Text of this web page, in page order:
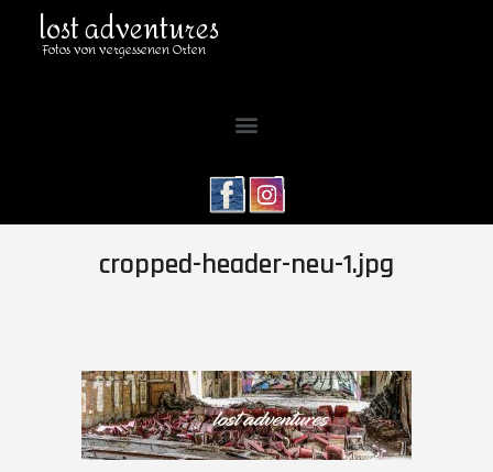
lost adventures
Fotos von vergessenen Orten
cropped-header-neu-1.jpg